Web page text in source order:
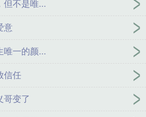
但不是唯...
意
唯一的颜...
信任
哥变了